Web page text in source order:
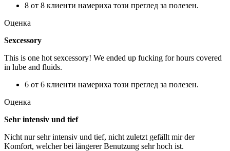
8 от 8 клиенти намериха този преглед за полезен.
Оценка
Sexcessory
This is one hot sexcessory! We ended up fucking for hours covered
in lube and fluids.
6 от 6 клиенти намериха този преглед за полезен.
Оценка
Sehr intensiv und tief
Nicht nur sehr intensiv und tief, nicht zuletzt gefällt mir der
Komfort, welcher bei längerer Benutzung sehr hoch ist.